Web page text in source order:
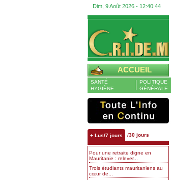
Dim, 9 Août 2026 - 12:40:45
ACCUEIL
SANTÉ
HYGIÈNE
POLITIQUE
GÉNÉRALE
+ Lus/7 jours /30 jours
Pour une retraite digne en
Mauritanie : relever...
Trois étudiants mauritaniens au
cœur de...